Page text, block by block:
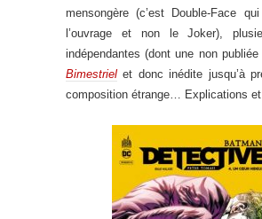
mensongère (c’est Double-Face
l’ouvrage et non le Joker),
indépendantes (dont une non publiée
Bimestriel et donc inédite jusqu’à
composition étrange… Explications